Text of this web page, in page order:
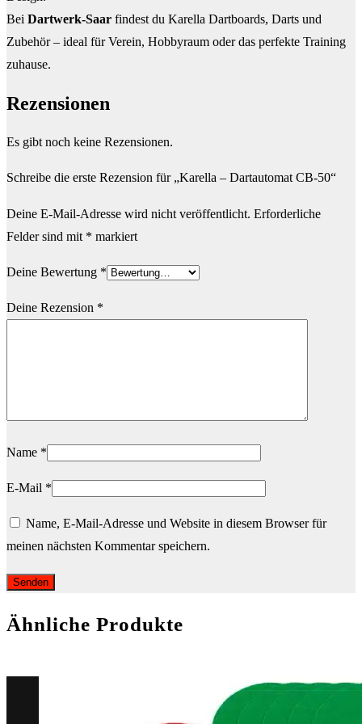
Bei Dartwerk-Saar findest du Karella Dartboards, Darts und
Zubehör – ideal für Verein, Hobbyraum oder das perfekte Training
zuhause.
Rezensionen
Es gibt noch keine Rezensionen.
Schreibe die erste Rezension für „Karella – Dartautomat CB-50“
Deine E-Mail-Adresse wird nicht veröffentlicht. Erforderliche
Felder sind mit * markiert
Deine Bewertung *
Deine Rezension *
Name *
E-Mail *
Name, E-Mail-Adresse und Website in diesem Browser für
meinen nächsten Kommentar speichern.
Ähnliche Produkte